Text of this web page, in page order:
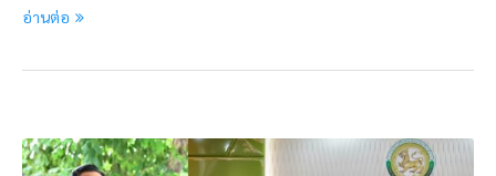
อ่านต่อ